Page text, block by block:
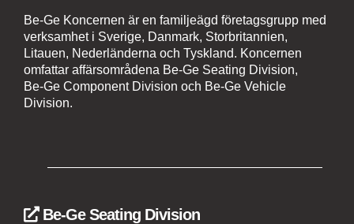
Be-Ge Koncernen är en familjeägd företagsgrupp med
verksamhet i Sverige, Danmark, Storbritannien,
Litauen, Nederländerna och Tyskland. Koncernen
omfattar affärsområdena Be-Ge Seating Division,
Be-Ge Component Division och Be-Ge Vehicle
Division.
Be-Ge Seating Division